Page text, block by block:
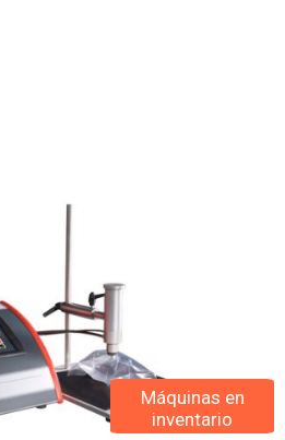
Máquinas en
inventario